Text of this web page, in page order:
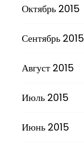
Октябрь 2015
Сентябрь 2015
Август 2015
Июль 2015
Июнь 2015